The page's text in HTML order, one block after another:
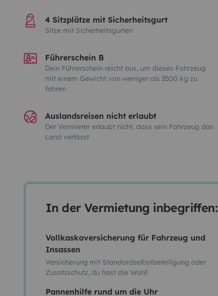
4 Sitzplätze mit Sicherheitsgurt
Sitze mit Sicherheitsgurten
Führerschein B
Dein Führerschein reicht aus, um dieses Fahrzeug
mit einem Gewicht von weniger als 3500 kg zu
fahren
Auslandsreisen nicht erlaubt
Der Vermieter erlaubt nicht, dass sein Fahrzeug das
Land verlässt
In der Vermietung inbegriffen:
Vollkaskoversicherung für Fahrzeug und
Insassen
Versicherung mit Standardselbstbeteiligung oder
Zusatzschutz, du hast die Wahl!
Pannenhilfe rund um die Uhr